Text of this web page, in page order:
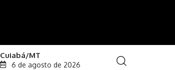
Cuiabá/MT
6 de agosto de 2026